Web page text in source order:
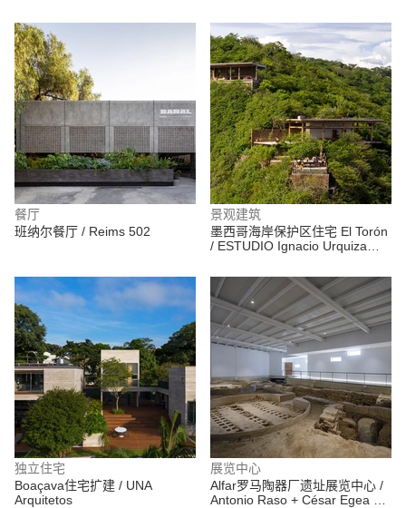
餐厅
班纳尔餐厅 / Reims 502
景观建筑
墨西哥海岸保护区住宅 El Torón
/ ESTUDIO Ignacio Urquiza
独立住宅
Boaçava住宅扩建 / UNA
Arquitetos
展览中心
Alfar罗马陶器厂遗址展览中心 /
Antonio Raso + César Egea +